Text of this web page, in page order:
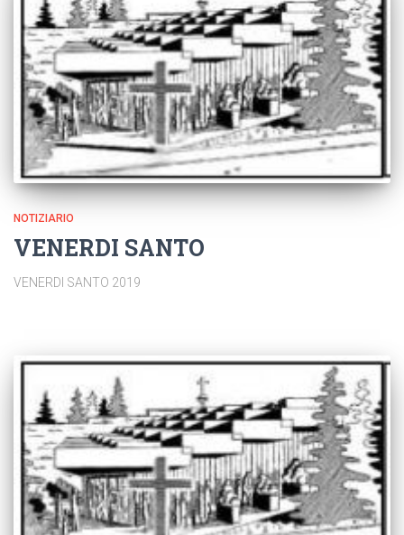
NOTIZIARIO
VENERDI SANTO
VENERDI SANTO 2019